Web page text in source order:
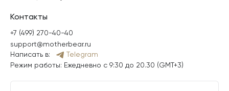
Контакты
+7 (499) 270-40-40
support@motherbear.ru
Написать в:
Telegram
Режим работы: Ежедневно с 9:30 до 20.30 (GMT+3)